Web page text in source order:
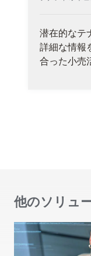
潜在的なテ
詳細な情報
合った小売
他のソリュ